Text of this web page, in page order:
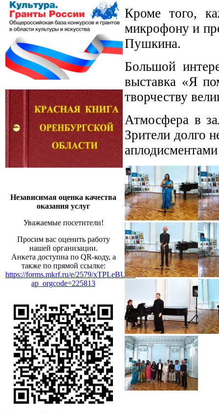
Независимая оценка качества
оказания услуг
Уважаемые посетители!
Просим вас оценить работу
нашей организации.
Анкета доступна по QR-коду, а
также по прямой ссылке:
https://forms.mkrf.ru/e/2579/xTPLeBU7/?
ap_orgcode=225813
Кроме того,
микрофону и
Пушкина.
Большой
выставка «Я
творчеству
Атмосфера в
Зрители долго